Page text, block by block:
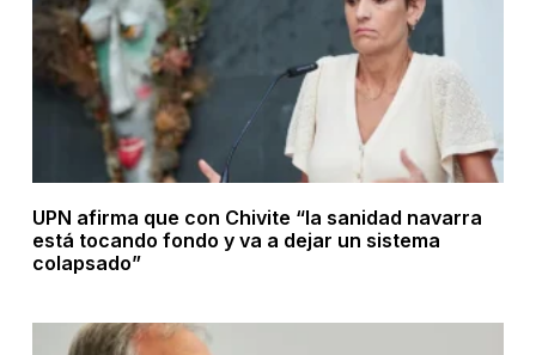
UPN afirma que con Chivite “la sanidad navarra
está tocando fondo y va a dejar un sistema
colapsado”